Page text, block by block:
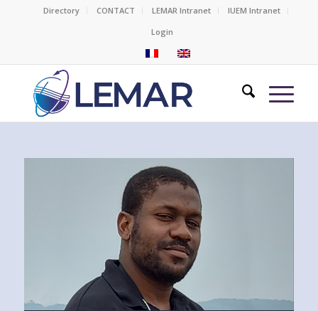
Directory CONTACT LEMAR Intranet
IUEM Intranet
Login